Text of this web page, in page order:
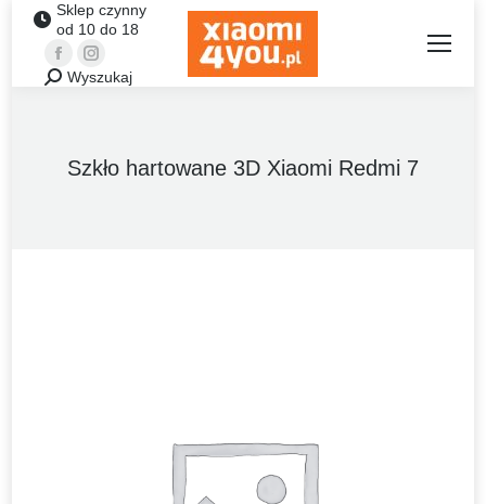
Sklep czynny
od 10 do 18
FacebookInstagram
Szukaj:Wyszukaj
Szkło hartowane 3D Xiaomi Redmi 7